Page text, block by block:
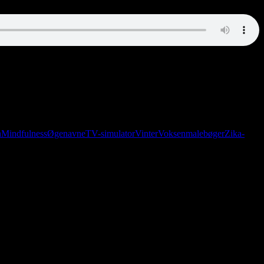
MindfulnessØgenavneTV-simulatorVinterVoksenmalebøgerZika-